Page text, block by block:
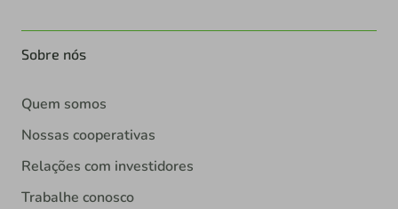
Sobre nós
Quem somos
Nossas cooperativas
Relações com investidores
Trabalhe conosco